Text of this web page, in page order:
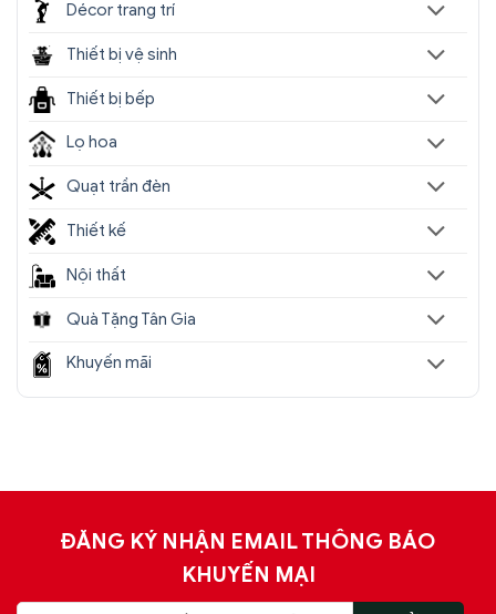
Décor trang trí
Thiết bị vệ sinh
Thiết bị bếp
Lọ hoa
Quạt trần đèn
Thiết kế
Nội thất
Quà Tặng Tân Gia
Khuyến mãi
ĐĂNG KÝ NHẬN EMAIL THÔNG BÁO
KHUYẾN MẠI